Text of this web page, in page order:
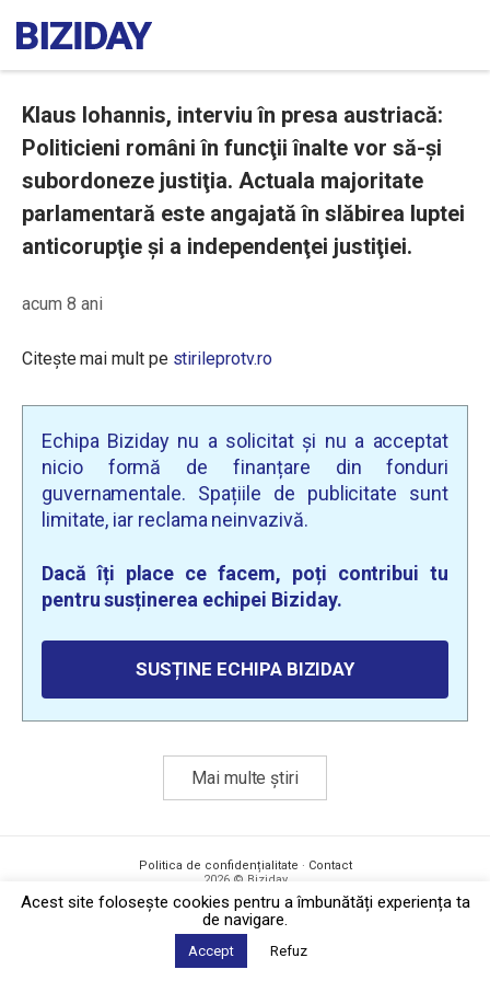
Klaus Iohannis, interviu în presa austriacă:
Politicieni români în funcţii înalte vor să-şi
subordoneze justiţia. Actuala majoritate
parlamentară este angajată în slăbirea luptei
anticorupţie şi a independenţei justiţiei.
acum 8 ani
Citește mai mult pe stirileprotv.ro
Echipa Biziday nu a solicitat și nu a acceptat
nicio formă de finanțare din fonduri
guvernamentale. Spațiile de publicitate sunt
limitate, iar reclama neinvazivă.
Dacă îți place ce facem, poți contribui tu
pentru susținerea echipei Biziday.
SUSȚINE ECHIPA BIZIDAY
Mai multe știri
Politica de confidențialitate · Contact
2026 © Biziday
Acest site foloseşte cookies pentru a îmbunătăți experiența ta
de navigare.
Accept Refuz